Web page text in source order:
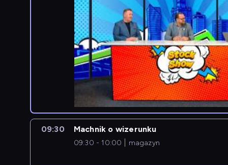
09:30 Machnik o wizerunku
09:30 - 10:00 magazyn